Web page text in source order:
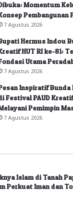
Momentum
Pembangunan
7 Agustus 2026
Hermus Indou
HUT RI ke-81:
Utama
7 Agustus 2026
Inspiratif Bunda
Festival PAUD
Pemimpin
7 Agustus 2026
Islam di Tanah
Perkuat Iman dan